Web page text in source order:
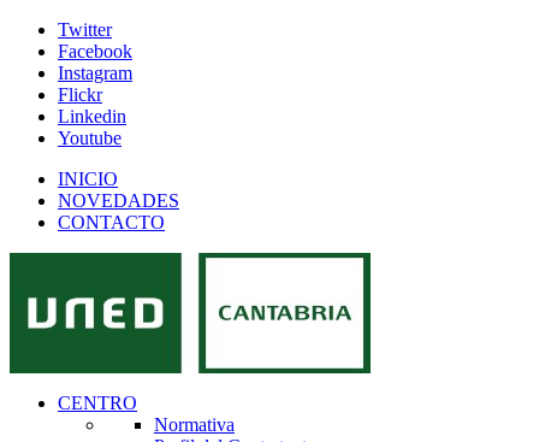
Twitter
Facebook
Instagram
Flickr
Linkedin
Youtube
INICIO
NOVEDADES
CONTACTO
CENTRO
Normativa